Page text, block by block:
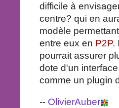
difficile à
centre? qui en
modèle
entre eux en P2P.
pourrait assurer
dote d'un
comme un plugin
-- OlivierAuber